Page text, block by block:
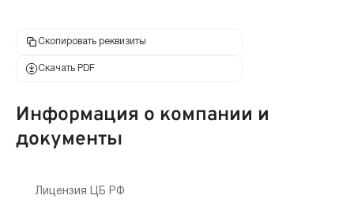
Скопировать реквизиты
Скачать PDF
Информация о компании и
документы
Лицензия ЦБ РФ